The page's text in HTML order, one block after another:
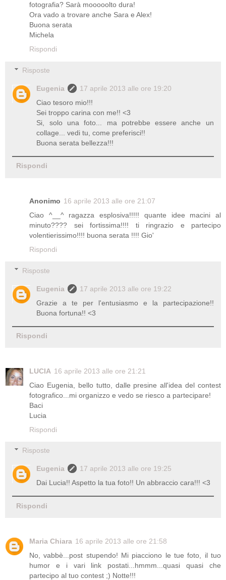
fotografia? Sarà mooooolto dura!
Ora vado a trovare anche Sara e Alex!
Buona serata
Michela
Rispondi
Risposte
Eugenia
17 aprile 2013 alle ore 19:20
Ciao tesoro mio!!!
Sei troppo carina con me!! <3
Si, solo una foto... ma potrebbe essere anche un
collage... vedi tu, come preferisci!!
Buona serata bellezza!!!
Rispondi
Anonimo 16 aprile 2013 alle ore 21:07
Ciao ^__^ ragazza esplosiva!!!!! quante idee macini al
minuto???? sei fortissima!!!! ti ringrazio e partecipo
volentierissimo!!!! buona serata !!!! Gio'
Rispondi
Risposte
Eugenia
17 aprile 2013 alle ore 19:22
Grazie a te per l'entusiasmo e la partecipazione!!
Buona fortuna!! <3
Rispondi
LUCIA 16 aprile 2013 alle ore 21:21
Ciao Eugenia, bello tutto, dalle presine all'idea del contest
fotografico...mi organizzo e vedo se riesco a partecipare!
Baci
Lucia
Rispondi
Risposte
Eugenia
17 aprile 2013 alle ore 19:25
Dai Lucia!! Aspetto la tua foto!! Un abbraccio cara!!! <3
Rispondi
Maria Chiara 16 aprile 2013 alle ore 21:58
No, vabbè...post stupendo! Mi piacciono le tue foto, il tuo
humor e i vari link postati...hmmm...quasi quasi che
partecipo al tuo contest ;) Notte!!!